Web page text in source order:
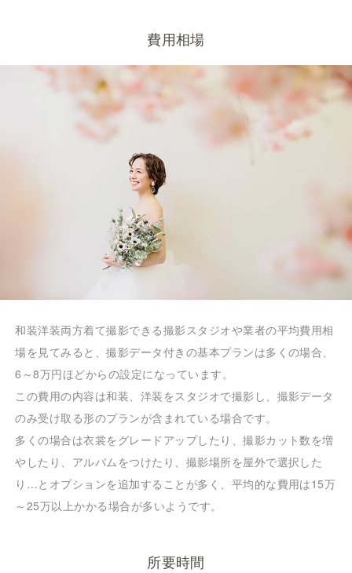
費用相場
和装洋装両方着て撮影できる撮影スタジオや業者の平均費用相
場を見てみると、撮影データ付きの基本プランは多くの場合、
6～8万円ほどからの設定になっています。
この費用の内容は和装、洋装をスタジオで撮影し、撮影データ
のみ受け取る形のプランが含まれている場合です。
多くの場合は衣裳をグレードアップしたり、撮影カット数を増
やしたり、アルバムをつけたり、撮影場所を屋外で選択した
り…とオプションを追加することが多く、平均的な費用は15万
～25万以上かかる場合が多いようです。
所要時間